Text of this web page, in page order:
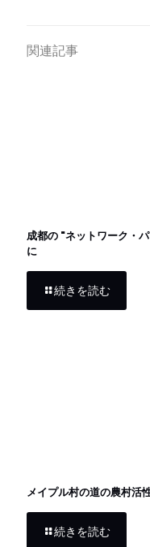
関連記事
成都の "ネットワーク・
に
続きを読む
メイプル村の道の農村活
続きを読む